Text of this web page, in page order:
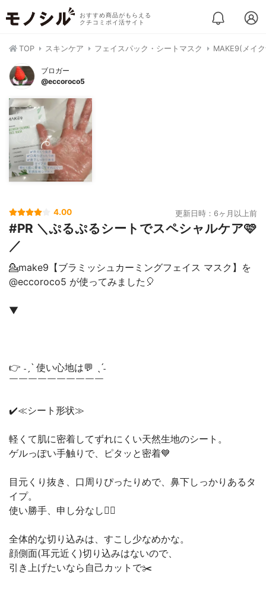
おすすめ商品がもらえる
クチコミポイ活サイト
TOP スキンケア フェイスパック・シートマスク MAKE9(メイ
ブロガー
@eccoroco5
4.00 更新日時：6ヶ月以上前
#PR ＼ぷるぷるシートでスペシャルケア🩷
／
💁make9【ブラミッシュカーミングフェイス マスク】を
@eccoroco5 が使ってみました🎈
▼
👉 ˗ˏˋ 使い心地は💬 ˎˊ˗
￣￣￣￣￣￣￣￣￣￣
✔️≪シート形状≫
軽くて肌に密着してずれにくい天然生地のシート。
ゲルっぽい手触りで、ピタッと密着💙
目元くり抜き、口周りぴったりめで、鼻下しっかりあるタ
イプ。
使い勝手、申し分なし🙆‍♀️
全体的な切り込みは、すこし少なめかな。
顔側面(耳元近く)切り込みはないので、
引き上げたいなら自己カットで✂️